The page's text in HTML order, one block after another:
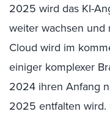
2025 wird das KI-
weiter wachsen
Cloud wird im
einiger komplexer
2024 ihren Anfang
2025 entfalten